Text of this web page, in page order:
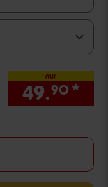
nur
49.90 *